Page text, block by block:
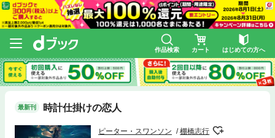
作品検索 カート はじめての方へ
最新刊 時計仕掛けの恋人
ピーター・スワンソン 棚橋志行